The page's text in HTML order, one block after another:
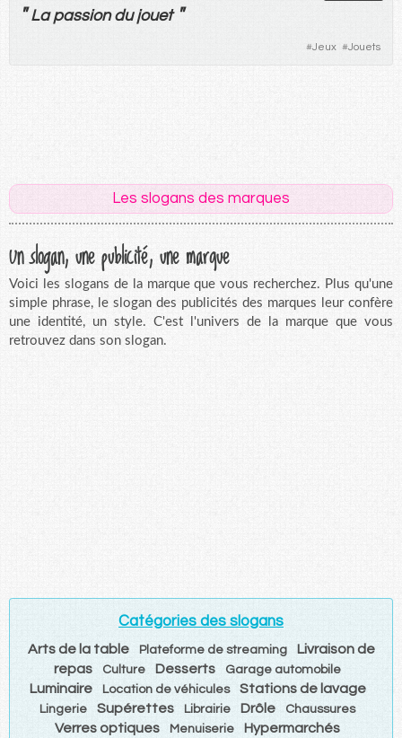
" La passion du jouet "
#Jeux #Jouets
Les slogans des marques
Un slogan, une publicité, une marque
Voici les slogans de la marque que vous recherchez. Plus qu'une
simple phrase, le slogan des publicités des marques leur confère
une identité, un style. C'est l'univers de la marque que vous
retrouvez dans son slogan.
Catégories des slogans
Arts de la table Plateforme de streaming
Livraison de
repas
Culture Desserts Garage automobile
Luminaire Location de véhicules Stations de lavage
Lingerie Supérettes Librairie Drôle Chaussures
Verres optiques Menuiserie Hypermarchés